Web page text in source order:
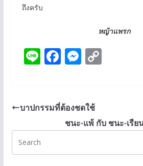
ถึงครับ
หญ้าแพรก
Li F
b
o
o
k
M
e
n
g
er
C
Li
n
k
บาปกรรมที่ต้องชดใช้
ชนะ-แพ้ กับ ชนะ-เรีย